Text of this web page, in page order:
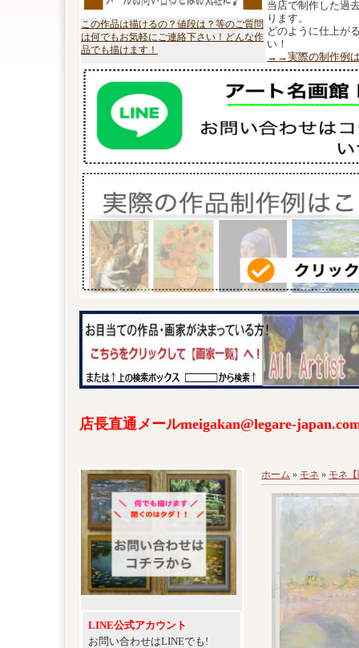
この作品は描けるの？値段は？等のご質問
は何でもお気軽にご連絡下さい！どんな作
品でも描けます！
当店で制作した過
ります。
どのように仕上が
い！
→→実際の制作例
店長直通メールmeigakan@legare-
LINE公式アカウント
お問い合わせはLINEでも!
ホーム » モネ » モネ